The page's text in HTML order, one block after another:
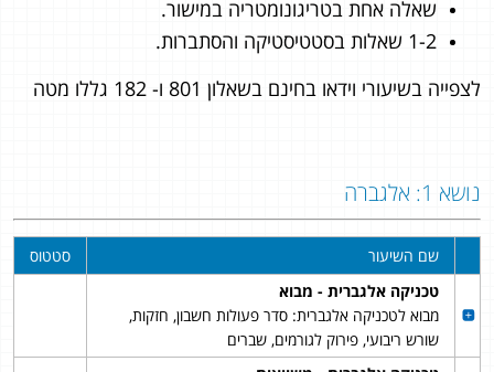
שאלה אחת בטריגונומטריה במישור.
1-2 שאלות בסטטיסטיקה והסתברות.
לצפייה בשיעורי וידאו בחינם בשאלון 801 ו- 182 גללו מטה
נושא 1: אלגברה
שם השיעור
סטטוס
טכניקה אלגברית - מבוא
מבוא לטכניקה אלגברית: סדר פעולות חשבון, חזקות,
שורש ריבועי, פירוק לגורמים, שברים